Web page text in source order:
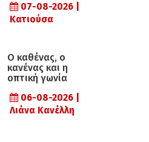
07-08-2026 |
Κατιούσα
Ο καθένας, ο
κανένας και η
οπτική γωνία
06-08-2026 |
Λιάνα Κανέλλη